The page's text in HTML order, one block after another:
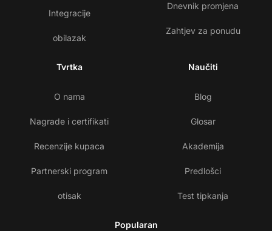
Integracije
obilazak
Dnevnik promjena
Zahtjev za ponudu
Tvrtka
O nama
Nagrade i certifikati
Recenzije kupaca
Partnerski program
otisak
Naučiti
Blog
Glosar
Akademija
Predlošci
Test tipkanja
Popularan